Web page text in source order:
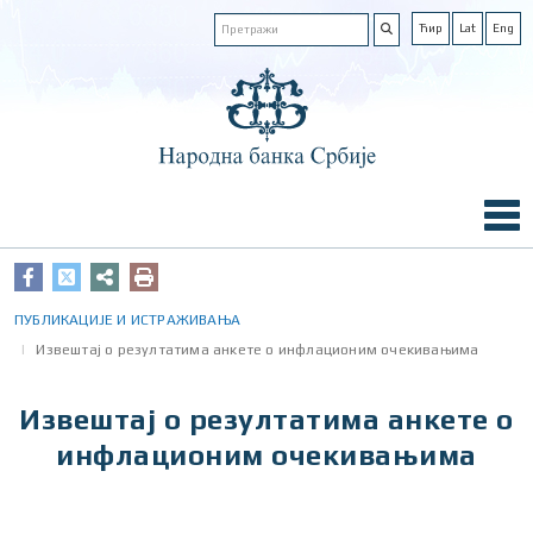
Ћир Lat Eng
ПУБЛИКАЦИЈЕ И ИСТРАЖИВАЊА
Извештај о резултатима анкете о инфлационим очекивањима
Извештај о резултатима анкете о
инфлационим очекивањима